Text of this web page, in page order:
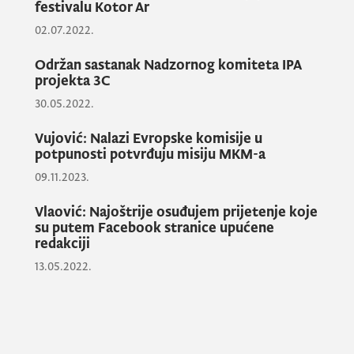
turističku destinaciju i u izuzetnoj mjeri
utiče na promociju džez muzike u našoj
državi”, rekla je Vlaović.
Prema njenim riječima, ekskluzivost koja se
Crnoj Gori nudi u smislu dolaska
najeminentnijih džez umjetnika današnjice
garantuje najveći nivo prepoznatljivosti
ovog festivala.
festivalu Kotor Ar
02.07.2022.
Održan sastanak Nadzornog komiteta IPA
projekta 3C
30.05.2022.
Vujović: Nalazi Evropske komisije u
potpunosti potvrđuju misiju MKM-a
09.11.2023.
Vlaović: Najoštrije osuđujem prijetenje koje
su putem Facebook stranice upućene
redakciji
13.05.2022.